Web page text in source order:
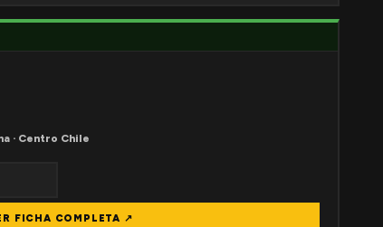
· Centro Chile
FICHA COMPLETA ↗